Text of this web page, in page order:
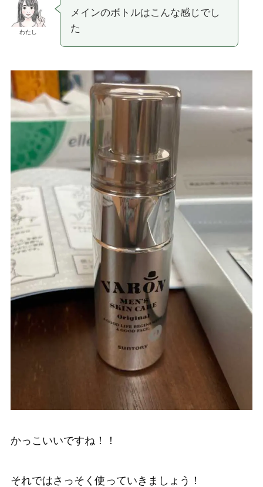
わたし
メインのボトルはこんな感じでし
た
かっこいいですね！！
それではさっそく使っていきましょう！